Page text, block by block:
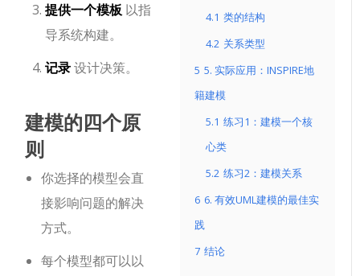
4.1 类的结构
4.2 关系类型
5 5. 实际应用：INSPIRE地
籍建模
5.1 练习1：建模一个核
心类
5.2 练习2：建模关系
6 6. 有效UML建模的最佳实
践
7 结论
提供一个模板 以指
导系统构建。
记录设计决策。
建模的四个原
则
你选择的模型会直
接影响问题的解决
方式。
每个模型都可以以